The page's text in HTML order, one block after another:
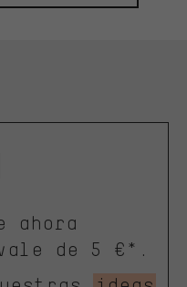
ahora
de 5 €*.